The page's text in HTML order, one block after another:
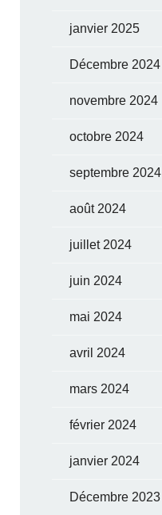
janvier 2025
Décembre 2024
novembre 2024
octobre 2024
septembre 2024
août 2024
juillet 2024
juin 2024
mai 2024
avril 2024
mars 2024
février 2024
janvier 2024
Décembre 2023